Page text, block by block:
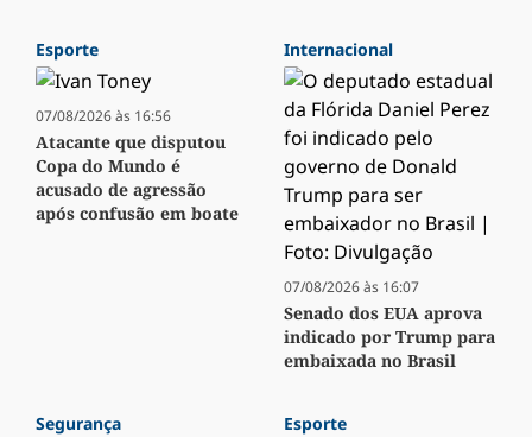
Esporte
07/08/2026 às 16:56
Atacante que disputou
Copa do Mundo é
acusado de agressão
após confusão em boate
Internacional
07/08/2026 às 16:07
Senado dos EUA aprova
indicado por Trump para
embaixada no Brasil
Segurança Esporte